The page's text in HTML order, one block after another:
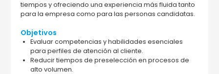
tiempos y ofreciendo una experiencia más fluida tanto
para la empresa como para las personas candidatas.
Objetivos
Evaluar competencias y habilidades esenciales
para perfiles de atención al cliente.
Reducir tiempos de preselección en procesos de
alto volumen.